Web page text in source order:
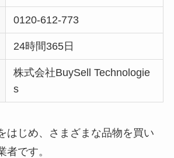
0120-612-773
24時間365日
株式会社BuySell Technologie
s
はじめ、さまざまな品物を買い
者です。